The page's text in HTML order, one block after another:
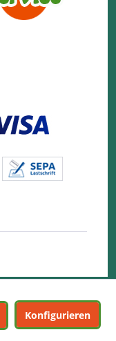
Konfigurieren